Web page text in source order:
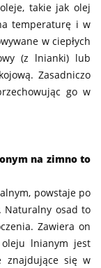
takie jak olej
temperaturę i w
w ciepłych
(z lnianki) lub
Zasadniczo
go w
na zimno to
powstaje po
Naturalny osad to
Zawiera on
lnianym jest
znajdujące się w